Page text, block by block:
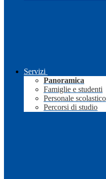
Servizi
Panoramica
Famiglie e studenti
Personale scolastico
Percorsi di studio